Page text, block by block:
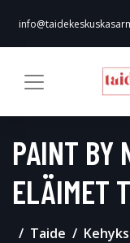
PAINT BY
ELÄIMET
Taide